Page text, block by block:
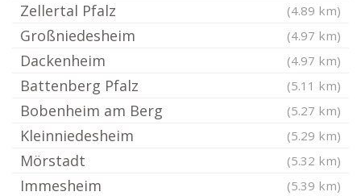
Zellertal Pfalz (4.89 km)
Großniedesheim (4.97 km)
Dackenheim (4.97 km)
Battenberg Pfalz (5.11 km)
Bobenheim am Berg (5.27 km)
Kleinniedesheim (5.29 km)
Mörstadt (5.32 km)
Immesheim (5.39 km)